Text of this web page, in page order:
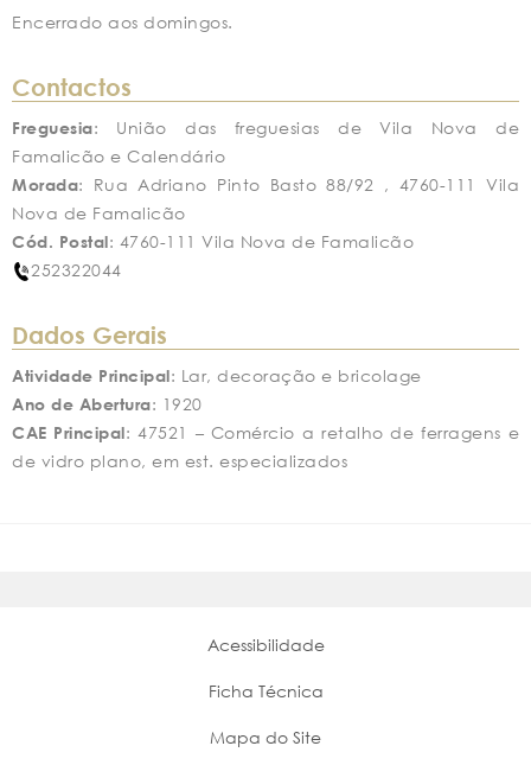
Encerrado aos domingos.
Contactos
Freguesia: União das freguesias de Vila Nova de
Famalicão e Calendário
Morada: Rua Adriano Pinto Basto 88/92 , 4760-111 Vila
Nova de Famalicão
Cód. Postal: 4760-111 Vila Nova de Famalicão
252322044
Dados Gerais
Atividade Principal: Lar, decoração e bricolage
Ano de Abertura: 1920
CAE Principal: 47521 – Comércio a retalho de ferragens e
de vidro plano, em est. especializados
Acessibilidade
Ficha Técnica
Mapa do Site